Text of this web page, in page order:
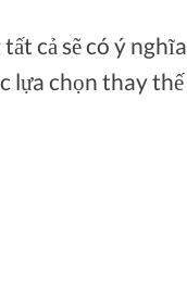
cả sẽ có ý
lựa chọn thay